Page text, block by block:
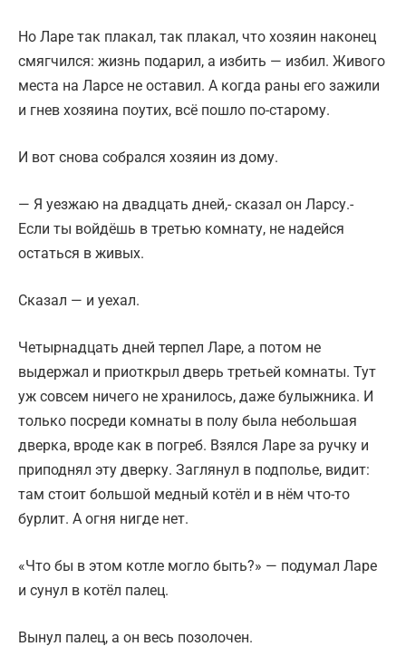
Но Ларе так плакал, так плакал, что хозяин наконец
смягчился: жизнь подарил, а избить — избил. Живого
места на Ларсе не оставил. А когда раны его зажили
и гнев хозяина поутих, всё пошло по-старому.
И вот снова собрался хозяин из дому.
— Я уезжаю на двадцать дней,- сказал он Ларсу.-
Если ты войдёшь в третью комнату, не надейся
остаться в живых.
Сказал — и уехал.
Четырнадцать дней терпел Ларе, а потом не
выдержал и приоткрыл дверь третьей комнаты. Тут
уж совсем ничего не хранилось, даже булыжника. И
только посреди комнаты в полу была небольшая
дверка, вроде как в погреб. Взялся Ларе за ручку и
приподнял эту дверку. Заглянул в подполье, видит:
там стоит большой медный котёл и в нём что-то
бурлит. А огня нигде нет.
«Что бы в этом котле могло быть?» — подумал Ларе
и сунул в котёл палец.
Вынул палец, а он весь позолочен.